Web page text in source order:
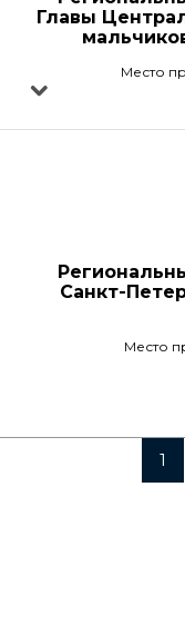
Главы
Место
Санкт-
Место
1